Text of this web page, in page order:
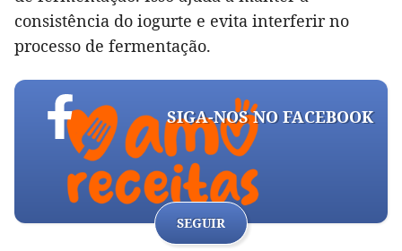
consistência do iogurte e evita interferir no
processo de fermentação.
SIGA-NOS NO FACEBOOK
SEGUIR